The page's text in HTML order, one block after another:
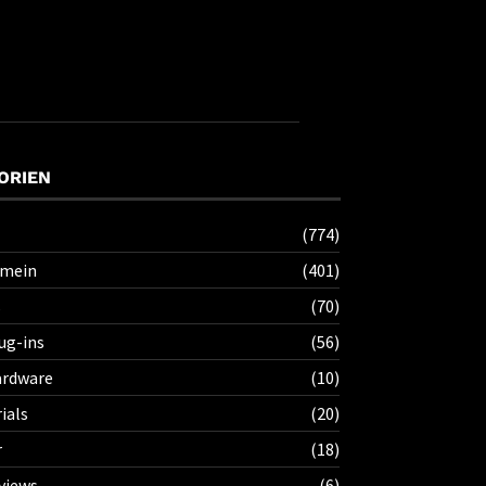
(774)
(401)
(70)
ins
(56)
(10)
(20)
(18)